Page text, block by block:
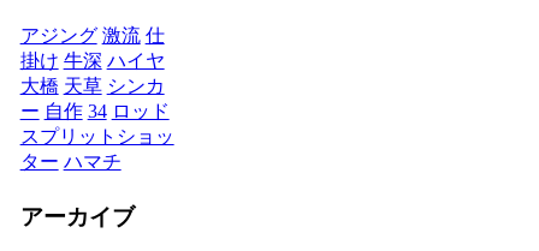
アジング 激流 仕
掛け 牛深 ハイヤ
大橋 天草 シンカ
ー 自作 34 ロッド
スプリットショッ
ター ハマチ
アーカイブ